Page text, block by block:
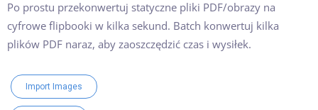
Po prostu przekonwertuj statyczne pliki PDF/obrazy na
cyfrowe flipbooki w kilka sekund. Batch konwertuj kilka
plików PDF naraz, aby zaoszczędzić czas i wysiłek.
Import Images